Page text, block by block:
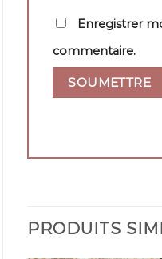
Enregistrer
commentaire.
PRODUITS